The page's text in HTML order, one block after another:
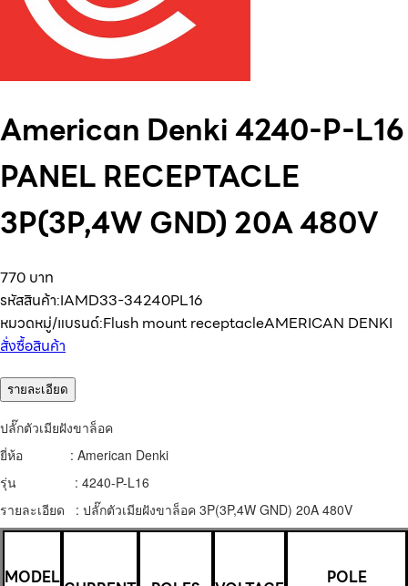
American Denki 4240-P-L16
PANEL RECEPTACLE
3P(3P,4W GND) 20A 480V
770 บาท
รหัสสินค้า:IAMD33-34240PL16
หมวดหมู่/แบรนด์:Flush mount receptacleAMERICAN DENKI
สั่งซื้อสินค้า
รายละเอียด
ปลั๊กตัวเมียฝังขาล็อค
ยี่ห้อ : American Denki
รุ่น : 4240-P-L16
รายละเอียด : ปลั๊กตัวเมียฝังขาล็อค 3P(3P,4W GND) 20A 480V
MODEL POLE